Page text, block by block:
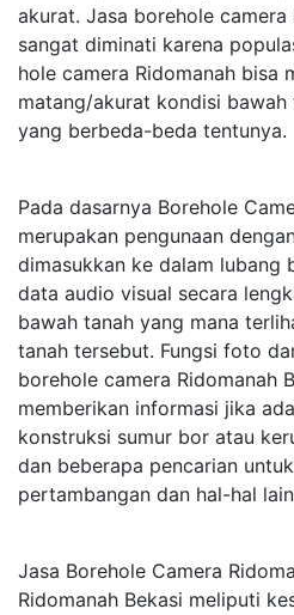
akurat. Jasa borehole camera
sangat diminati karena
hole camera Ridomanah bisa
matang/akurat kondisi
yang berbeda-beda tentunya.
Pada dasarnya Borehole
merupakan pengunaan
dimasukkan ke dalam lubang
data audio visual secara
bawah tanah yang mana
tanah tersebut. Fungsi foto
borehole camera Ridomanah
memberikan informasi jika
konstruksi sumur bor atau
dan beberapa pencarian
pertambangan dan hal-hal
Jasa Borehole Camera
Ridomanah Bekasi meliputi